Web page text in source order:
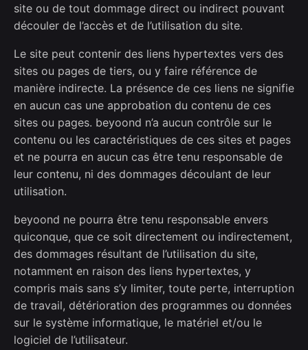
site ou de tout dommage direct ou indirect pouvant
découler de l’accès et de l’utilisation du site.
Le site peut contenir des liens hypertextes vers des
sites ou pages de tiers, ou y faire référence de
manière indirecte. La présence de ces liens ne signifie
en aucun cas une approbation du contenu de ces
sites ou pages. beyoond n’a aucun contrôle sur le
contenu ou les caractéristiques de ces sites et pages
et ne pourra en aucun cas être tenu responsable de
leur contenu, ni des dommages découlant de leur
utilisation.
beyoond ne pourra être tenu responsable envers
quiconque, que ce soit directement ou indirectement,
des dommages résultant de l’utilisation du site,
notamment en raison des liens hypertextes, y
compris mais sans s’y limiter, toute perte, interruption
de travail, détérioration des programmes ou données
sur le système informatique, le matériel et/ou le
logiciel de l’utilisateur.